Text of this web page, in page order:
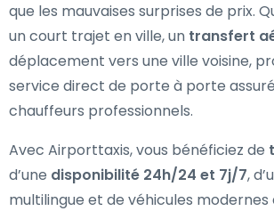
que les mauvaises surprises de prix.
un court trajet en ville, un transfert
déplacement vers une ville voisine,
service direct de porte à porte
chauffeurs professionnels.
Avec Airporttaxis, vous bénéficiez de
d’une disponibilité 24h/24 et 7j/7,
multilingue et de véhicules